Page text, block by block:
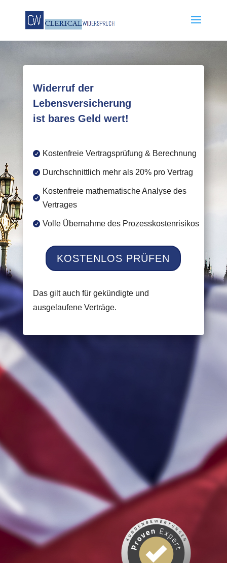
Widerruf der
Lebensversicherung
ist bares Geld wert!
 Kostenfreie Vertragsprüfung & Berechnung
 Durchschnittlich mehr als 20% pro Vertrag

Kostenfreie mathematische Analyse des
Vertrages
 Volle Übernahme des Prozesskostenrisikos
KOSTENLOS PRÜFEN
Das gilt auch für gekündigte und
ausgelaufene Verträge.